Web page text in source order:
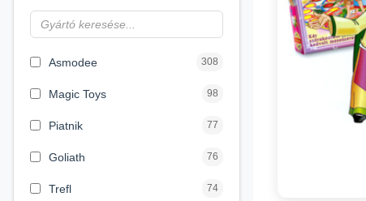
Asmodee 308
Magic Toys 98
Piatnik 77
Goliath 76
Trefl 74